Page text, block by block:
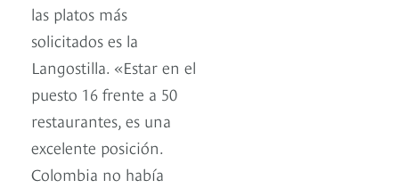
las platos más
solicitados es la
Langostilla. «Estar en el
puesto 16 frente a 50
restaurantes, es una
excelente posición.
Colombia no había